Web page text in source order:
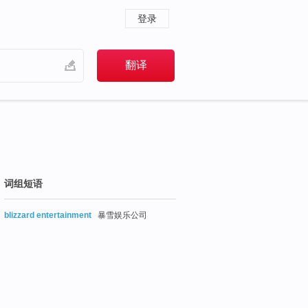
登录
词组短语
blizzard entertainment 暴雪娱乐公司